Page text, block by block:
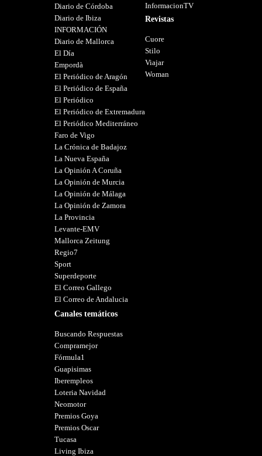
Diario de Córdoba
Diario de Ibiza
INFORMACIÓN
Diario de Mallorca
El Día
Empordà
El Periódico de Aragón
El Periódico de España
El Periódico
El Periódico de Extremadura
El Periódico Mediterráneo
Faro de Vigo
La Crónica de Badajoz
La Nueva España
La Opinión A Coruña
La Opinión de Murcia
La Opinión de Málaga
La Opinión de Zamora
La Provincia
Levante-EMV
Mallorca Zeitung
Regio7
Sport
Superdeporte
El Correo Gallego
El Correo de Andalucia
Canales temáticos
Buscando Respuestas
Compramejor
Fórmula1
Guapisimas
Iberempleos
Loteria Navidad
Neomotor
Premios Goya
Premios Oscar
Tucasa
Living Ibiza
InformacionTV
Revistas
Cuore
Stilo
Viajar
Woman